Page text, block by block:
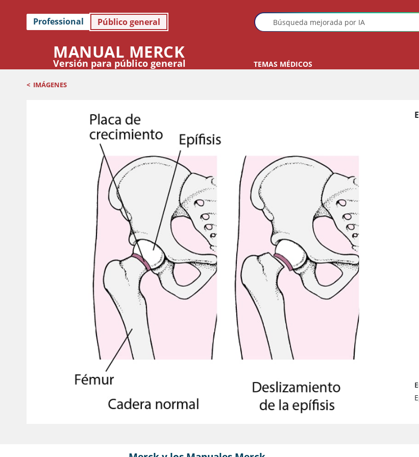
Professional Público general
MANUAL MERCK
Versión para público general TEMAS MÉDICOS
< IMÁGENES